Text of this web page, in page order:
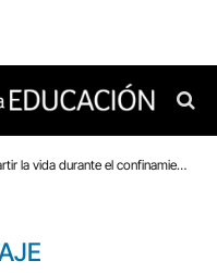
la vida durante el confinamiento